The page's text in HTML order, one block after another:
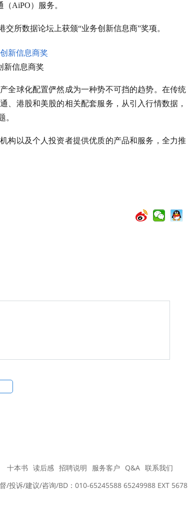
AiPO）服务。
所数据论坛上获颁“业务创新信息商”奖项。
新信息商奖
全球化配置俨然成为一种势不可挡的趋势。在传统
、港股和美股的相关配套服务，从引入行情数据，
。
构以及个人投资者提供优质的产品和服务，全力推
十本书 读后感 招聘说明 服务客户 Q&A 联系我们
/投诉/建议/咨询/BD：010-65245588 65249988 EXT 5678